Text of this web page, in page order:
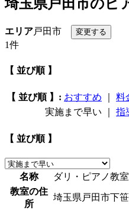
埼玉県戸田市のピ
エリア戸田市
1件
【 並び順 】
【 並び順 】: おすすめ 料
実施まで早い
指
【 並び順 】
名称
ダリ・ピアノ教
教室の住
所
埼玉県戸田市下